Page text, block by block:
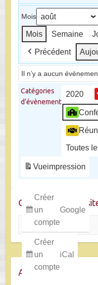
Mois
Mois Semaine
Précédent
Il n’y a aucun
Catégories
d’évènement
2020
Toutes
Créer
un
compte
Google
Créer
un
compte
iCal
Vueimpression
Chercher dans le
Rechercher
Archives